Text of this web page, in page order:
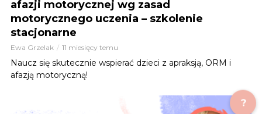
afazji motorycznej wg zasad
motorycznego uczenia – szkolenie
stacjonarne
Ewa Grzelak 11 miesięcy temu
Naucz się skutecznie wspierać dzieci z apraksją, ORM i
afazją motoryczną!
?